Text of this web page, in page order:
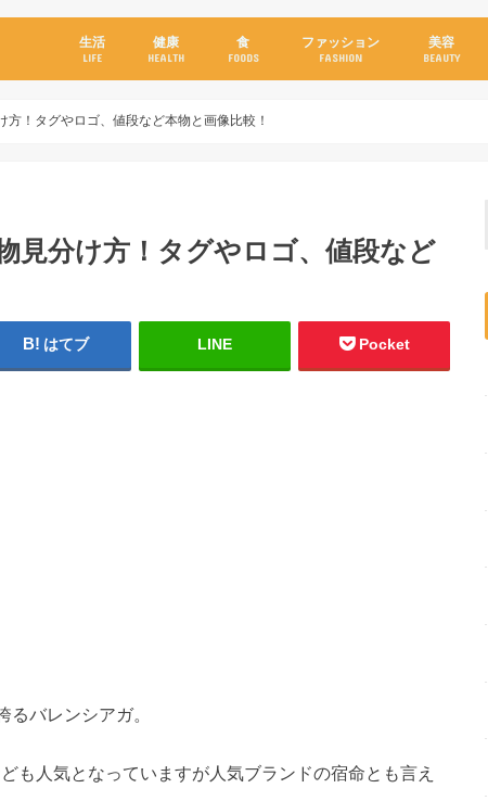
生活
LIFE
健康
HEALTH
食
FOODS
ファッション
FASHION
美容
BEAUTY
方！タグやロゴ、値段など本物と画像比較！
見分け方！タグやロゴ、値段など
はてブ LINE Pocket
バレンシアガ。
も人気となっていますが人気ブランドの宿命とも言え